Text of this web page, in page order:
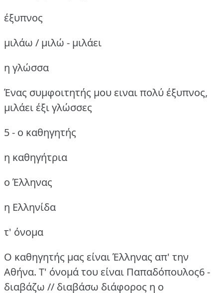
έξυπνος
μιλάω / μιλώ - μιλάει
η γλώσσα
Ένας συμφοιτητής μου ειναι πολύ έξυπνος,
μιλάει έξι γλώσσες
5 - ο καθηγητής
η καθηγήτρια
ο Έλληνας
η Ελληνίδα
τ' όνομα
Ο καθηγητής μας είναι Έλληνας απ' την
Αθήνα. Τ' όνομά του είναι Παπαδόπουλος6 -
διαβάζω // διαβάσω διάφορος η ο